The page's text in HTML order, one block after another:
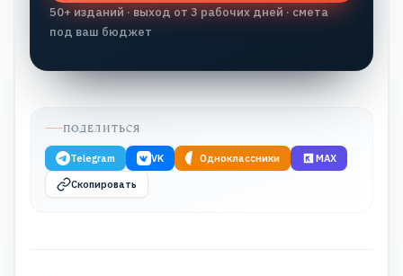
50+ изданий · выход от 3 рабочих дней · смета
под ваш бюджет
ПОДЕЛИТЬСЯ
Telegram VK Одноклассники MAX
Скопировать